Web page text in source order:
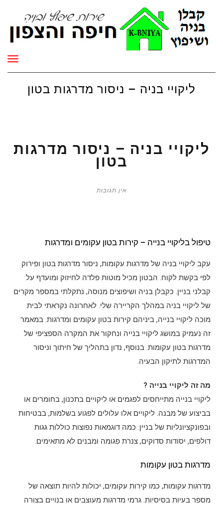
ליקויי בניה – ניסור מדרגות בטון
ליקויי בניה – ניסור מדרגות
בטון
אין תגובות
טיפול בליקויי בנייה – קירות בטון עקומים ומדרגות
עקב ליקויי בניה של מדרגות עקומות, ניסור מדרגות בטון ופירוק
לפי בקשת לקוח. הבטון מכיל מוטות פלדה לחיזוק ומועדף על
קבלני בניין. כקבלן בניה ושיפוצים מנוסה, נתקלתי במספר מקרים
של ליקויי בניה במהלך הקריירה שלי. לאחרונה נקראתי לבית
מוכה ליקויי בנייה, ביניהם קירות בטון עקומים ומדרגות. במאמר
זה נעמיק במושג ליקויי בנייה ונחקור את המקרה הספציפי של
מדרגות בטון עקומות. בנוסף, נדון בתהליך של חיתוך וניסור
המדרגות לתיקון הבעיה.
מה זה ליקויי בנייה ?
ליקויי בנייה מתייחסים לפגמים או ליקויים בתכנון, בחומרים או
בביצוע של מבנה. ליקויים אלו עלולים לפגוע בשלמות, בבטיחות
ובפונקציונליות של בניין. כמה דוגמאות נפוצות כוללות גגות
דולפים, יסודות סדוקים, צנרת פגומה ומבנים לא מתאימים.
מדרגות בטון עקומות
מדרגות עקומות, כמו קירות עקומים, יכולות להיות תוצאה של
מספר בעיות בסיסיות. גרמי מדרגות מעוצבים או בנויים בצורה